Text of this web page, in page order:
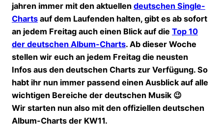
jahren immer mit den aktuellen deutschen Single-
Charts auf dem Laufenden halten, gibt es ab sofort
an jedem Freitag auch einen Blick auf die Top 10
der deutschen Album-Charts. Ab dieser Woche
stellen wir euch an jedem Freitag die neusten
Infos aus den deutschen Charts zur Verfügung. So
habt ihr nun immer passend einen Ausblick auf alle
wichtigen Bereiche der deutschen Musik 😉
Wir starten nun also mit den offiziellen deutschen
Album-Charts der KW11.